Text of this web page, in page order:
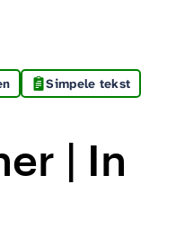
Simpele tekst
| In